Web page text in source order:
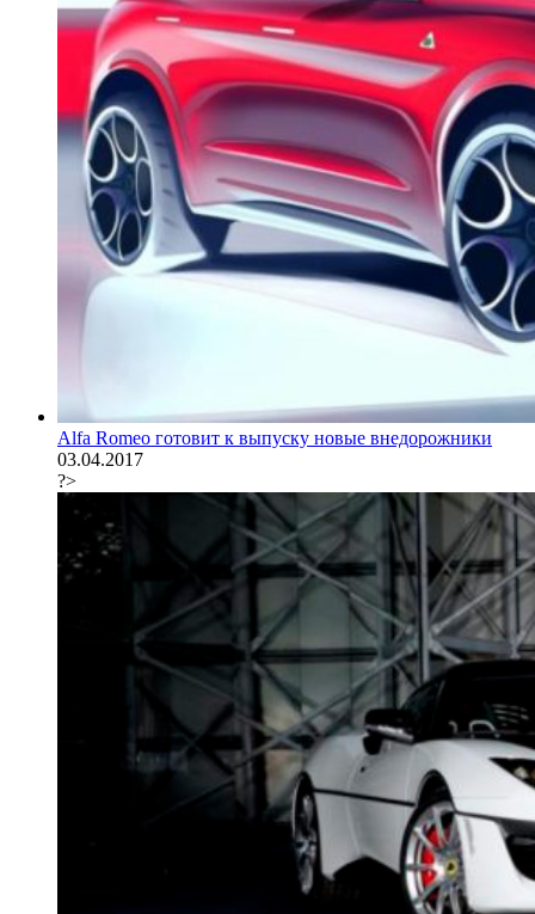
Alfa Romeo готовит к выпуску новые внедорожники
03.04.2017
?>